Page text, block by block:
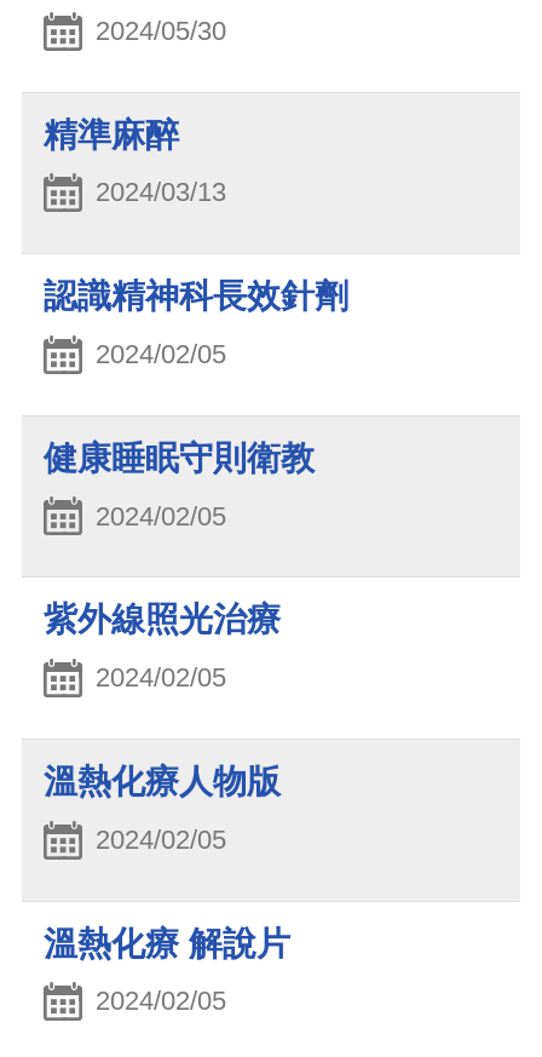
2024/05/30
精準麻醉
2024/03/13
認識精神科長效針劑
2024/02/05
健康睡眠守則衛教
2024/02/05
紫外線照光治療
2024/02/05
溫熱化療人物版
2024/02/05
溫熱化療 解說片
2024/02/05